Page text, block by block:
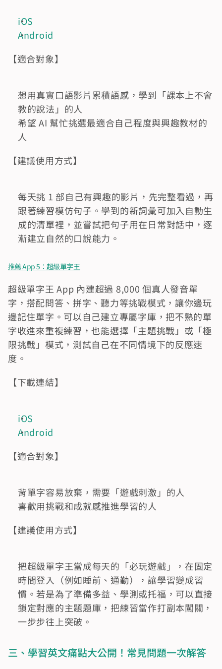
iOS
Android
【適合對象】
想用真實口語影片累積語感，學到「課本上不會
教的說法」的人
希望 AI 幫忙挑選最適合自己程度與興趣教材的
人
【建議使用方式】
每天挑 1 部自己有興趣的影片，先完整看過，再
跟著練習模仿句子。學到的新詞彙可加入自動生
成的清單裡，並嘗試把句子用在日常對話中，逐
漸建立自然的口說能力。
推薦 App 5：超級單字王
​​超級單字王 App 內建超過 8,000 個真人發音單
字，搭配問答、拼字、聽力等挑戰模式，讓你邊玩
邊記住單字。可以自己建立專屬字庫，把不熟的單
字收進來重複練習，也能選擇「主題挑戰」或「極
限挑戰」模式，測試自己在不同情境下的反應速
度。
【下載連結】
iOS
Android
【適合對象】
背單字容易放棄，需要「遊戲刺激」的人
喜歡用挑戰和成就感推進學習的人
【建議使用方式】
把超級單字王當成每天的「必玩遊戲」，在固定
時間登入（例如睡前、通勤），讓學習變成習
慣。若是為了準備多益、學測或托福，可以直接
鎖定對應的主題題庫，把練習當作打副本闖關，
一步步往上突破。
三、學習英文痛點大公開！常見問題一次解答